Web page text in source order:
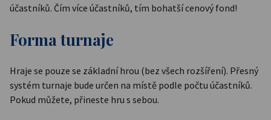
účastníků. Čím více účastníků, tím bohatší cenový fond!
Forma turnaje
Hraje se pouze se základní hrou (bez všech rozšíření). Přesný
systém turnaje bude určen na místě podle počtu účastníků.
Pokud můžete, přineste hru s sebou.